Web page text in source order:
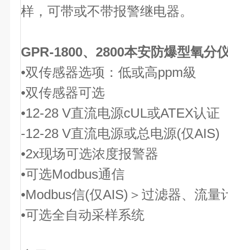
样，可带或不带报警继电器。
GPR-1800、2800本安防爆型氧分
•双传感器选项：低或高ppm級
•双传感器可选
•12-28 V直流电源cUL或ATEX认证
-12-28 V直流电源或总电源(仅AIS)
•2x现场可选浓度报警器
•可选Modbus通信
•Modbus信(仅AIS)＞过滤器、流量
•可选全自动采样系统